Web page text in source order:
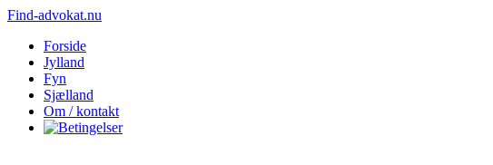
Find-advokat.nu
Forside
Jylland
Fyn
Sjælland
Om / kontakt